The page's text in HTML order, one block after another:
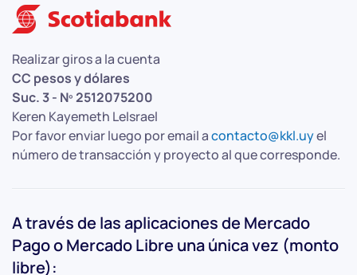
Realizar giros a la cuenta
CC pesos y dólares
Suc. 3 - Nº 2512075200
Keren Kayemeth LeIsrael
Por favor enviar luego por email acontacto@kkl.uyel
número de transacción y proyecto al que corresponde.
A través de las aplicaciones de Mercado
Pago o Mercado Libre una única vez (monto
libre):